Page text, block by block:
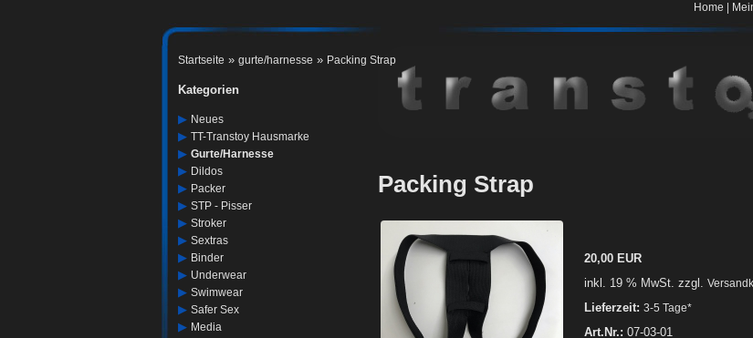
Home |
Startseite » gurte/harnesse » Packing Strap
Kategorien
▶ Neues
▶ TT-Transtoy Hausmarke
▶ Gurte/harnesse
▶ Dildos
▶ Packer
▶ STP - Pisser
▶ Stroker
▶ Sextras
▶ Binder
▶ Underwear
▶ Swimwear
▶ Safer Sex
▶ Media
Packing Strap
20,00 EUR
inkl. 19 % MwSt. zzgl.
Lieferzeit: 3-5 Tage*
Art.Nr.: 07-03-01